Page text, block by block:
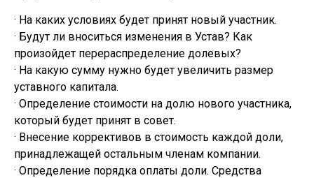
· На каких условиях будет принят новый участник.
· Будут ли вноситься изменения в Устав? Как
произойдет перераспределение долевых?
· На какую сумму нужно будет увеличить размер
уставного капитала.
· Определение стоимости на долю нового участника,
который будет принят в совет.
· Внесение коррективов в стоимость каждой доли,
принадлежащей остальным членам компании.
· Определение порядка оплаты доли. Средства